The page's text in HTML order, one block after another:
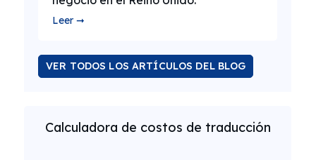
Leer ➞
VER TODOS LOS ARTÍCULOS DEL BLOG
Calculadora de costos de traducción